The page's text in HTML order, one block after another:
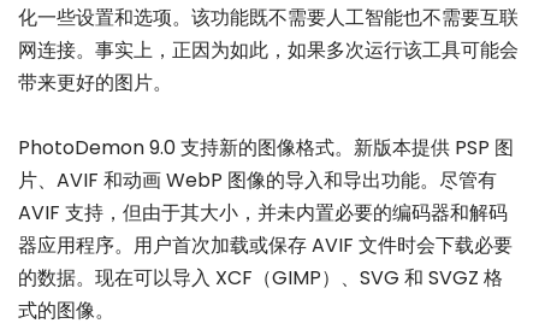
化一些设置和选项。该功能既不需要人工智能也不需要互联
网连接。事实上，正因为如此，如果多次运行该工具可能会
带来更好的图片。
PhotoDemon 9.0 支持新的图像格式。新版本提供 PSP 图
片、AVIF 和动画 WebP 图像的导入和导出功能。尽管有
AVIF 支持，但由于其大小，并未内置必要的编码器和解码
器应用程序。用户首次加载或保存 AVIF 文件时会下载必要
的数据。现在可以导入 XCF（GIMP）、SVG 和 SVGZ 格
式的图像。